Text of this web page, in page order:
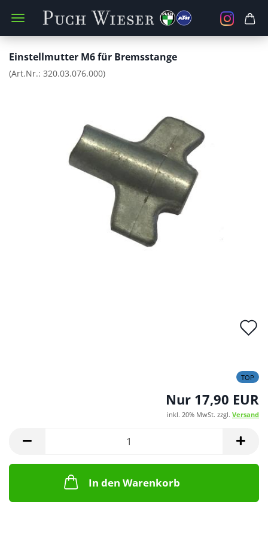
Einstellmutter M6 für Bremsstange
(Art.Nr.: 320.03.076.000)
TOP
Nur 17,90 EUR
inkl. 20% MwSt. zzgl. Versand
In den Warenkorb